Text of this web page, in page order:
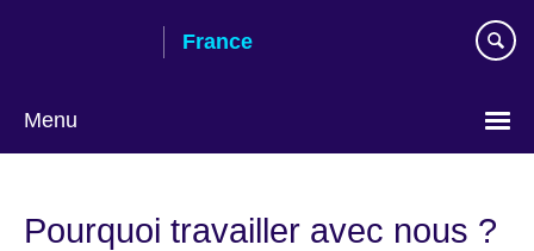
France
Menu
language
Pourquoi travailler avec nous ?